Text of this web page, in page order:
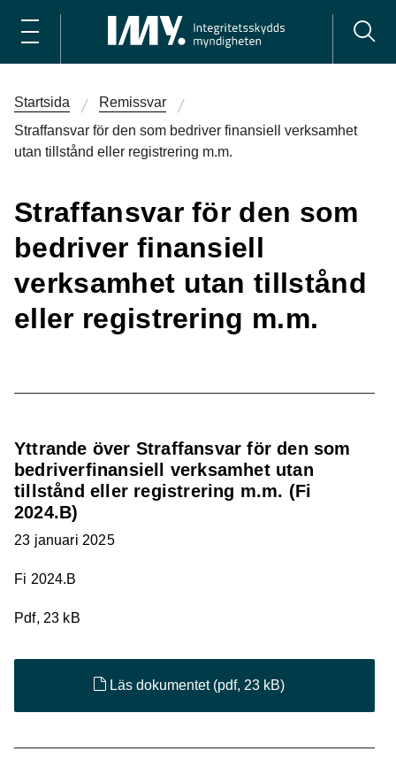
Startsida
Remissvar
Straffansvar för den som bedriver finansiell verksamhet
utan tillstånd eller registrering m.m.
Straffansvar för den som
bedriver finansiell
verksamhet utan tillstånd
eller registrering m.m.
Yttrande över Straffansvar för den som
bedriverfinansiell verksamhet utan
tillstånd eller registrering m.m. (Fi
2024.B)
23 januari 2025
Fi 2024.B
Pdf, 23 kB
Läs dokumentet (pdf, 23 kB)